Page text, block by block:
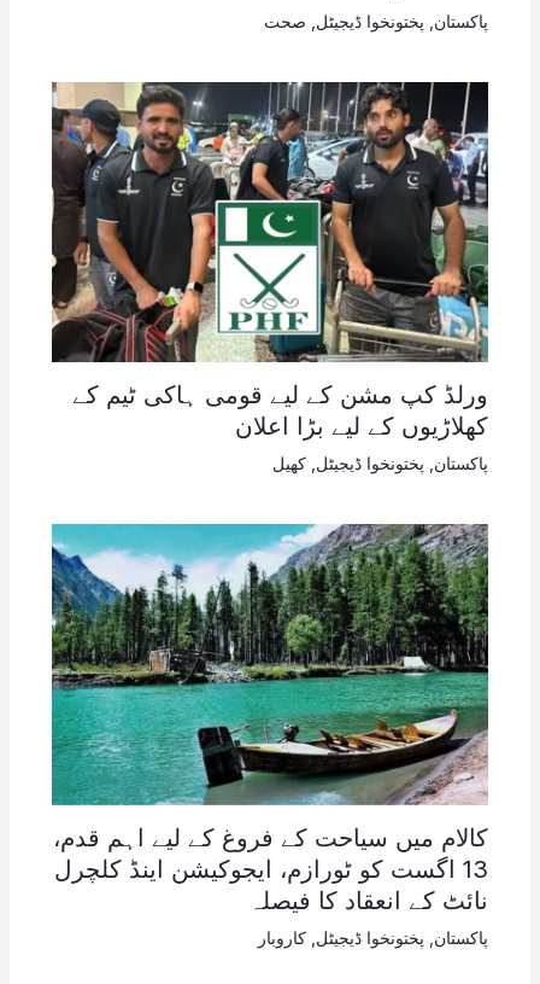
پاکستان پختونخوا ڈیجیٹل صحت
ورلڈ کپ مشن کے لیے قومی ہاکی ٹیم کے
کھلاڑیوں کے لیے بڑا اعلان
پاکستان پختونخوا ڈیجیٹل کھیل
کالام میں سیاحت کے فروغ کے لیے اہم قدم،
13 اگست کو ٹورازم، ایجوکیشن اینڈ کلچرل
نائٹ کے انعقاد کا فیصلہ
پاکستان پختونخوا ڈیجیٹل کاروبار